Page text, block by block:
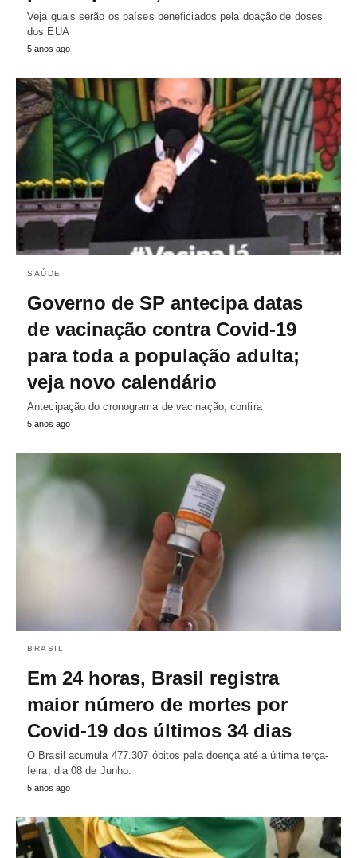
Veja quais serão os países beneficiados pela doação de doses
dos EUA
5 anos ago
SAÚDE
Governo de SP antecipa datas
de vacinação contra Covid-19
para toda a população adulta;
veja novo calendário
Antecipação do cronograma de vacinação; confira
5 anos ago
BRASIL
Em 24 horas, Brasil registra
maior número de mortes por
Covid-19 dos últimos 34 dias
O Brasil acumula 477.307 óbitos pela doença até a última terça-
feira, dia 08 de Junho.
5 anos ago